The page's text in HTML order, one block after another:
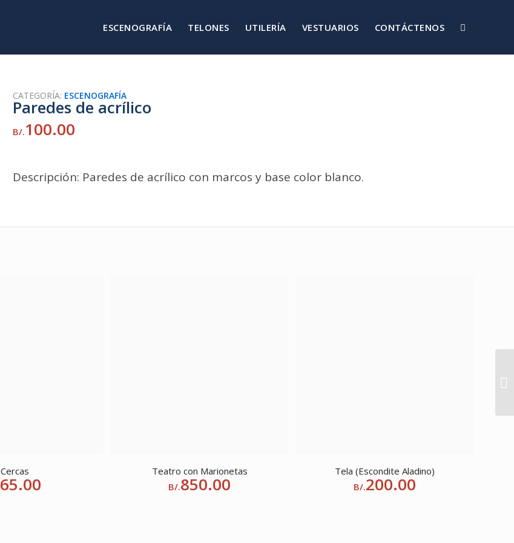
ESCENOGRAFÍA TELONES UTILERÍA VESTUARIOS CONTÁCTENOS
CATEGORÍA: ESCENOGRAFÍA
Paredes de acrílico
B/.100.00
Descripción: Paredes de acrílico con marcos y base color blanco.
Cercas
65.00
Teatro con Marionetas
B/.850.00
Tela (Escondite Aladino)
B/.200.00